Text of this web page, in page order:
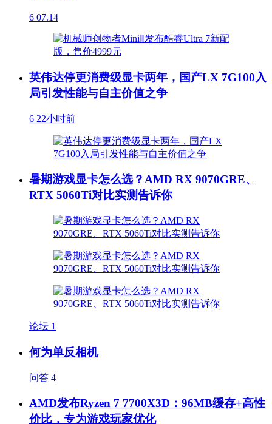
6 07.14
英伟达停更消费级显卡两年，国产LX 7G100入
局引发性能与自主价值之争
6 22小时前
暑期游戏显卡怎么选？AMD RX 9070GRE、
RTX 5060Ti对比实测告诉你
论坛 1
何为单反相机
问答 4
AMD发布Ryzen 7 7700X3D：96MB缓存+高性
价比，专为游戏玩家优化